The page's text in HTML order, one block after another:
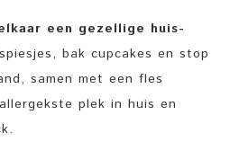
een gezellige huis-
bak cupcakes en stop
samen met een fles
plek in huis en